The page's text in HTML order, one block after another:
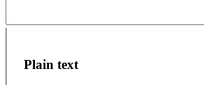
Plain text